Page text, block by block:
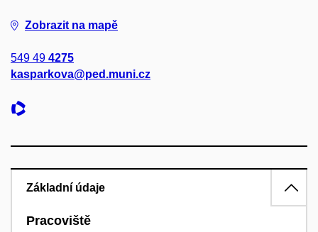
Zobrazit na mapě
549 49 4275
kasparkova@ped.muni.cz
Základní údaje
Pracoviště